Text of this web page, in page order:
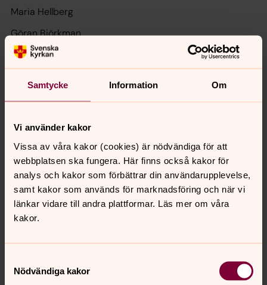
Samtycke Information Om
Vi använder kakor
Vissa av våra kakor (cookies) är nödvändiga för att
webbplatsen ska fungera. Här finns också kakor för
analys och kakor som förbättrar din användarupplevelse,
samt kakor som används för marknadsföring och när vi
länkar vidare till andra plattformar. Läs mer om våra
kakor.
Nödvändiga kakor
Maria Hellberg
Göran Björkman
Elisabeth Assarsson
Marie Ström
Agneta Assarsson
Ersättare
Ann-Christin Johansson
Kerstin Sjölund Jönsson